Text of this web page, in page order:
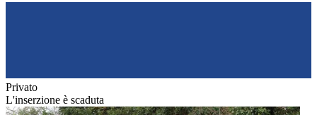
Privato
L'inserzione è scaduta